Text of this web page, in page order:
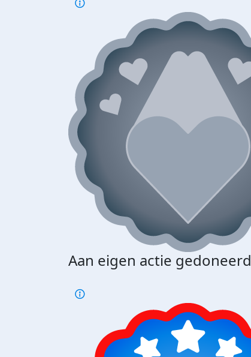
Aan eigen actie gedoneerd